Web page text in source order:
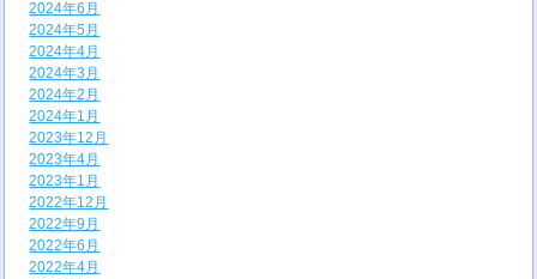
2024年6月
2024年5月
2024年4月
2024年3月
2024年2月
2024年1月
2023年12月
2023年4月
2023年1月
2022年12月
2022年9月
2022年6月
2022年4月